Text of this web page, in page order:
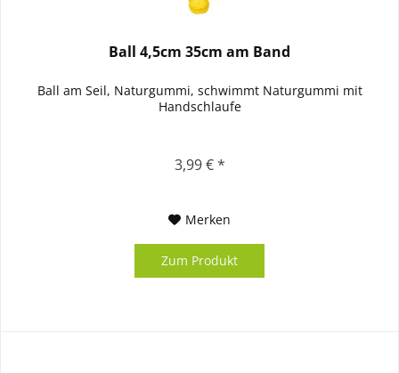
Ball 4,5cm 35cm am Band
Ball am Seil, Naturgummi, schwimmt Naturgummi mit
Handschlaufe
3,99 € *
Merken
Zum Produkt